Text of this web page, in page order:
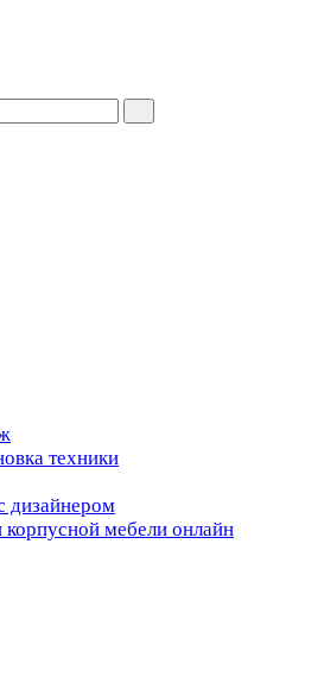
техники
дизайнером
мебели онлайн